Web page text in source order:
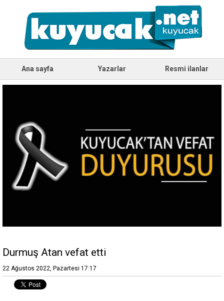
Ana sayfa Yazarlar Resmi ilanlar
Durmuş Atan vefat etti
22 Ağustos 2022, Pazartesi 17:17